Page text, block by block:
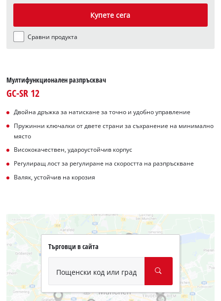
Купете сега
Сравни продукта
Мултифункционален разпръсквач
GC-SR 12
Двойна дръжка за натискане за точно и удобно управление
Пружинни ключалки от двете страни за съхранение на минимално
място
Висококачествен, удароустойчив корпус
Регулиращ лост за регулиране на скоростта на разпръскване
Валяк, устойчив на корозия
Търговци в сайта
Пощенски код или град